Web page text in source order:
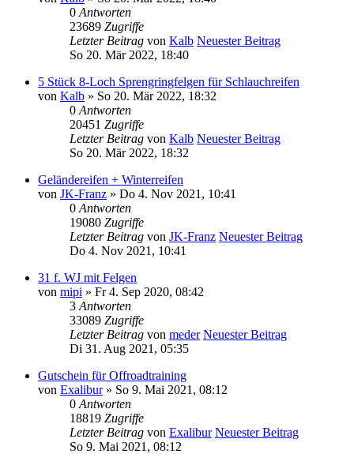
0 Antworten
23689 Zugriffe
Letzter Beitrag von Kalb Neuester Beitrag
So 20. Mär 2022, 18:40
5 Stück 8-Loch Sprengringfelgen für Schlauchreifen
von Kalb » So 20. Mär 2022, 18:32
0 Antworten
20451 Zugriffe
Letzter Beitrag von Kalb Neuester Beitrag
So 20. Mär 2022, 18:32
Geländereifen + Winterreifen
von JK-Franz » Do 4. Nov 2021, 10:41
0 Antworten
19080 Zugriffe
Letzter Beitrag von JK-Franz Neuester Beitrag
Do 4. Nov 2021, 10:41
31 f. WJ mit Felgen
von mipi » Fr 4. Sep 2020, 08:42
3 Antworten
33089 Zugriffe
Letzter Beitrag von meder Neuester Beitrag
Di 31. Aug 2021, 05:35
Gutschein für Offroadtraining
von Exalibur» So 9. Mai 2021, 08:12
0 Antworten
18819 Zugriffe
Letzter Beitrag von Exalibur Neuester Beitrag
So 9. Mai 2021, 08:12